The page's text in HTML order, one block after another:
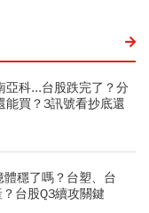
亞科...台股跌完了？分
能買？3訊號看抄底還
穩了嗎？台塑、台
台股Q3續攻關鍵